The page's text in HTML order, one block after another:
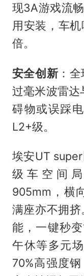
现3A游戏流
用安装，车
倍。
安全创新 ：
过毫米波雷达
碍物或误踩
L2+级。
埃安UT
级车空间
905mm，横
满座亦不拥挤
能，一键秒
午休等多元
70%高强度